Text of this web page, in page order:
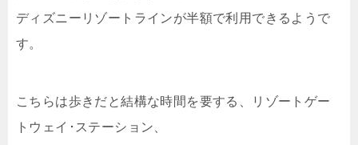
ディズニーリゾートラインが半額で利用できるようで
す。
こちらは歩きだと結構な時間を要する、リゾートゲー
トウェイ･ステーション、